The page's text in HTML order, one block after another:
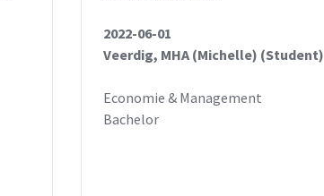
2022-06-01
Veerdig, MHA (Michelle) (Student)
Economie & Management
Bachelor